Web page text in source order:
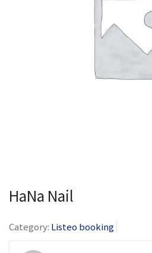
HaNa Nail
Category: Listeo booking